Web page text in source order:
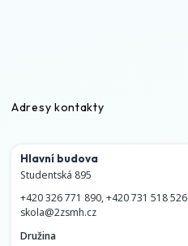
Adresy kontakty
Hlavní budova
Studentská 895
+420 326 771 890,+420 731 518 526
skola@2zsmh.cz
Družina